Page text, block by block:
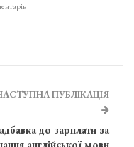
ПУБЛІКАЦІЯ
до зарплати за